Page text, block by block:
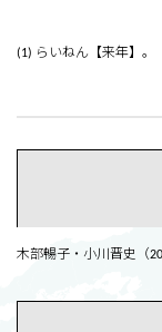
(1) らいねん【来年】。
木部暢子・小川晋史（